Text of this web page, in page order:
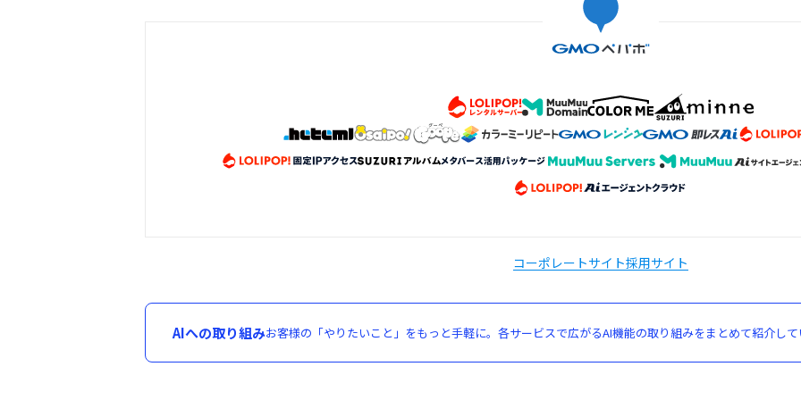
コーポレートサイト採用サイト
AIへの取り組みお客様の「やりたいこと」をもっと手軽に。各サービスで広がるAI機能の取り組みをまとめて紹介し